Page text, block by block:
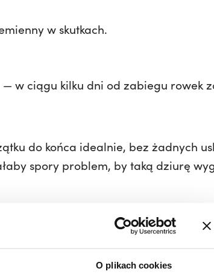
O plikach cookies
w skutkach.
w ciągu kilku dni od zabiegu rowek
do końca idealnie, bez żadnych
spory problem, by taką dziurę
praca ze szkieletem